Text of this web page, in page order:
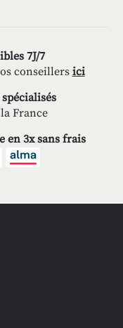
7J/7
conseillers ici
France
en 3x sans frais